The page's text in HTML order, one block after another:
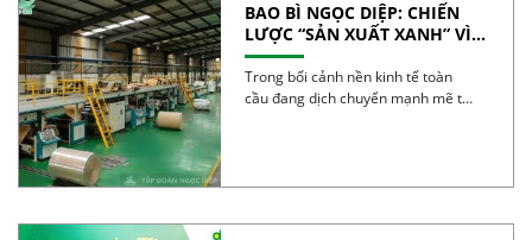
BAO BÌ NGỌC DIỆP: CHIẾN
LƯỢC “SẢN XUẤT XANH” VÌ
TƯƠNG LAI BỀN VỮNG
Trong bối cảnh nền kinh tế toàn
cầu đang dịch chuyển mạnh mẽ từ